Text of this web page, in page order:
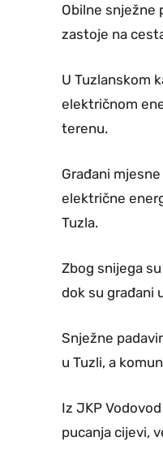
Obilne snježne
zastoje na
U Tuzlanskom
električnom
terenu.
Građani
električne
Tuzla.
Zbog snijega
dok su građani
Snježne
u Tuzli, a
Iz JKP
pucanja cijevi,